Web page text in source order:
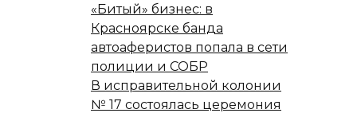
«Битый» бизнес: в
Красноярске банда
автоаферистов попала в сети
полиции и СОБР
В исправительной колонии
№ 17 состоялась церемония